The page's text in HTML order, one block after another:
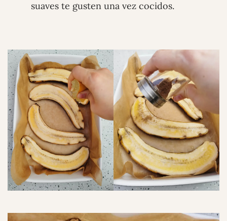
suaves te gusten una vez cocidos.